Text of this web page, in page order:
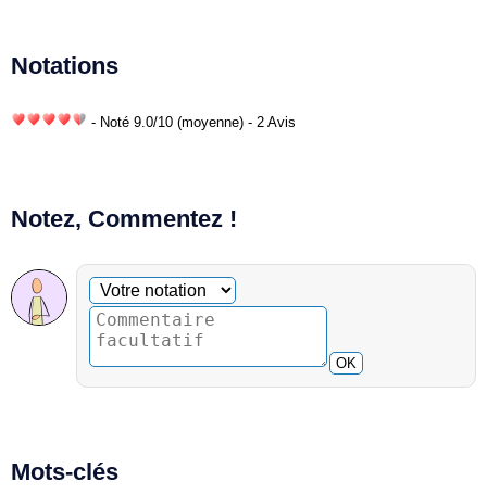
Notations
- Noté 9.0/10 (moyenne) - 2 Avis
Notez, Commentez !
Commentaire facultatif
Votre notation
OK
Mots-clés